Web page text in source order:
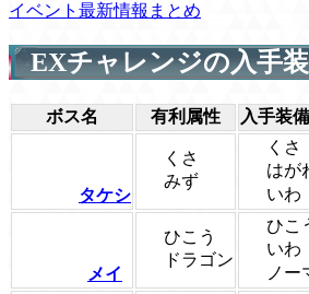
イベント最新情報まとめ
EXチャレンジの入手
ボス名 有利属性 入手装
タケシ
くさ
みず
くさ
はが
いわ
メイ
ひこう
ドラゴン
ひこ
いわ
ノー